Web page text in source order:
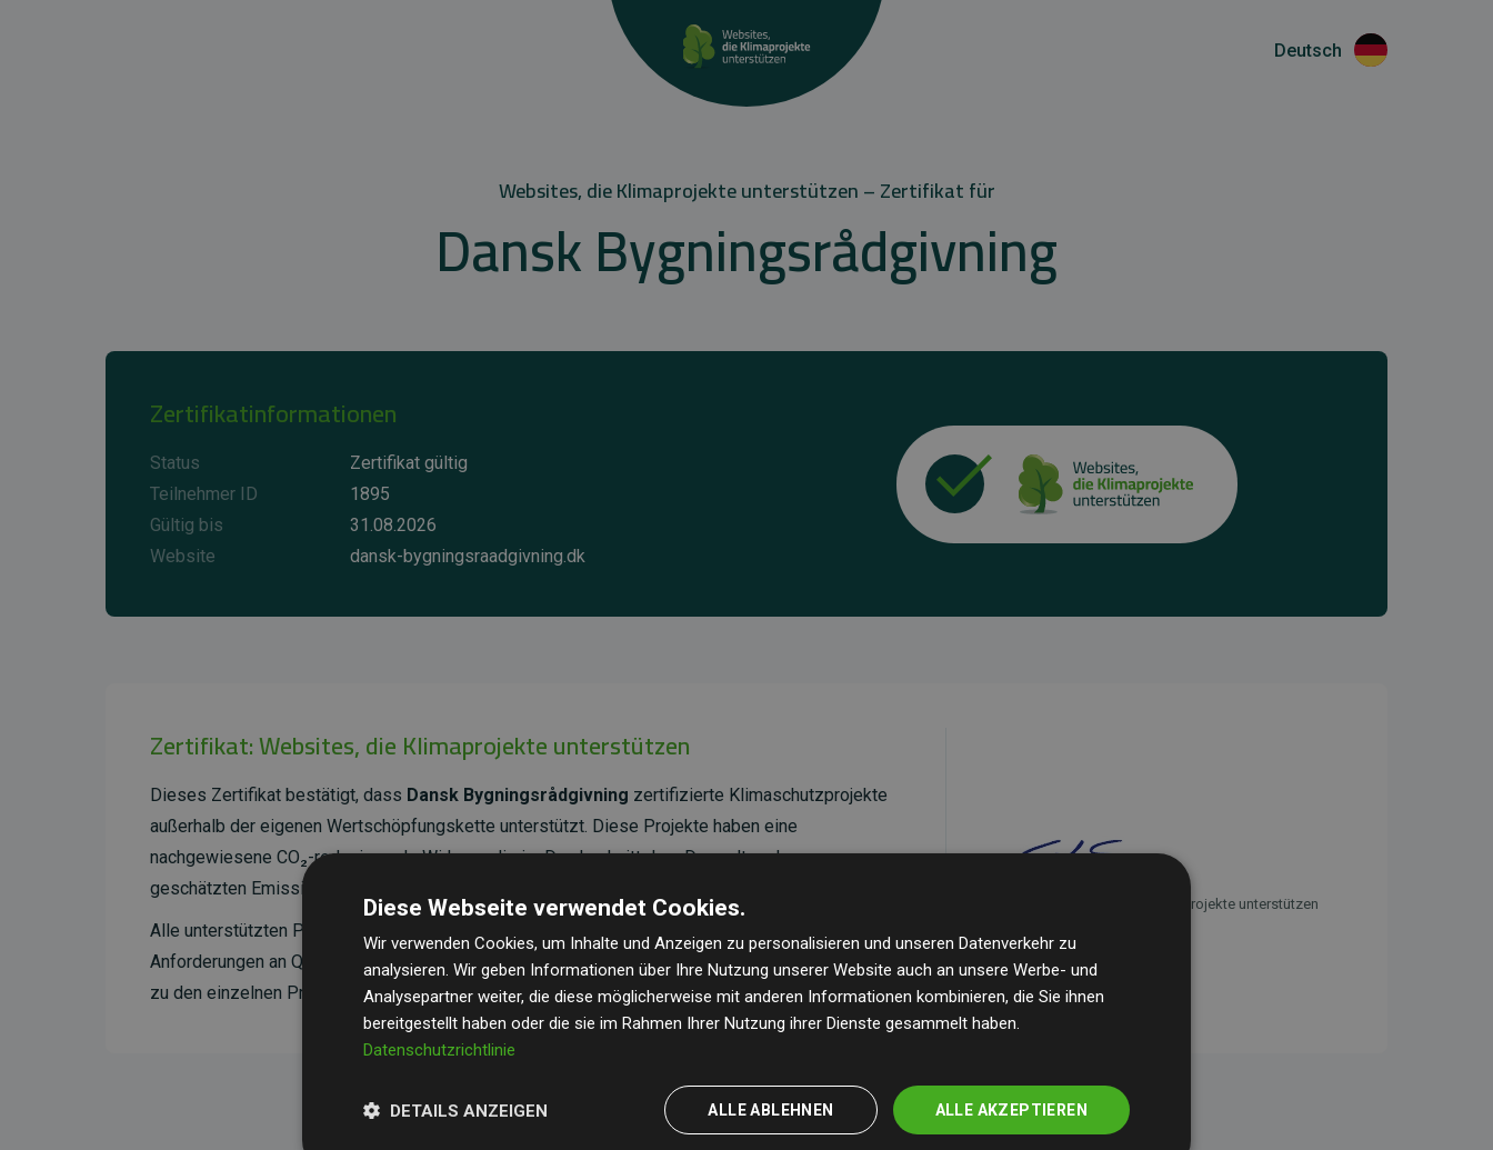
Deutsch
Websites, die Klimaprojekte unterstützen – Zertifikat für
Dansk Bygningsrådgivning
Zertifikatinformationen
Status
Zertifikat gültig
Teilnehmer ID
1895
Gültig bis
31.08.2026
Website
dansk-bygningsraadgivning.dk
Zertifikat: Websites, die Klimaprojekte unterstützen
Dieses Zertifikat bestätigt, dass Dansk Bygningsrådgivning zertifizierte Klimaschutzprojekte
außerhalb der eigenen Wertschöpfungskette unterstützt. Diese Projekte haben eine
nachgewiesene CO₂-reduzierende Wirkung, die im Durchschnitt dem Doppelten der
geschätzten Emissionen der Website entspricht.
Alle unterstützten Projekte werden durch
Anforderungen an Qualität, tatsächliche Klimawirkung und Transparenz. Weitere Informationen
zu den einzelnen Projekten findenSie hier.
Initiative Websites, die Klimaprojekte unterstützen
Diese Webseite verwendet Cookies.
Wir verwenden Cookies, um Inhalte und Anzeigen zu personalisieren und unseren Datenverkehr zu
analysieren. Wir geben Informationen über Ihre Nutzung unserer Website auch an unsere Werbe- und
Analysepartner weiter, die diese möglicherweise mit anderen Informationen kombinieren, die Sie ihnen
bereitgestellt haben oder die sie im Rahmen Ihrer Nutzung ihrer Dienste gesammelt haben.
Datenschutzrichtlinie
ALLE AKZEPTIEREN
ALLE ABLEHNEN
DETAILS ANZEIGEN